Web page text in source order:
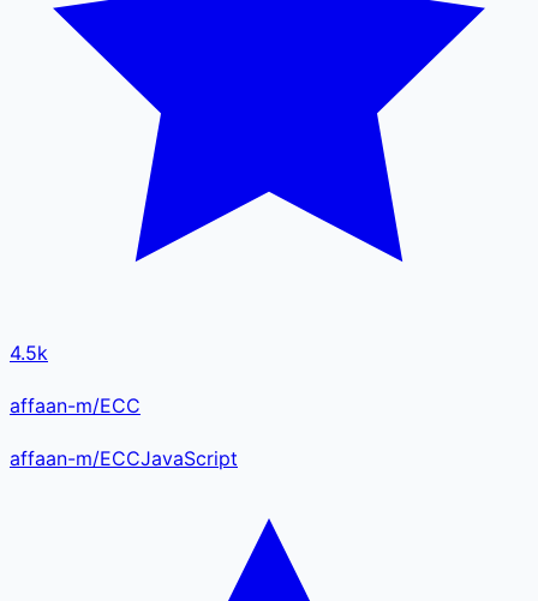
4.5k
affaan-m/ECC
affaan-m/ECCJavaScript